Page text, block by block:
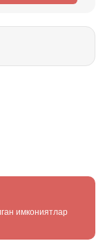
имкониятлар